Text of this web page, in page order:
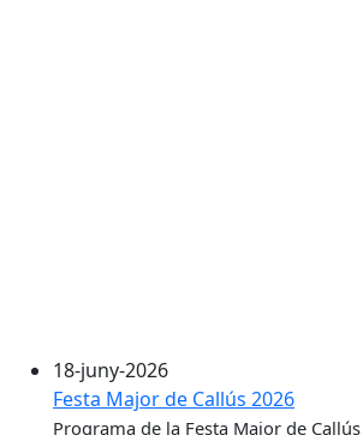
18-juny-2026
Festa Major de Callús 2026
Programa de la Festa Major de Callús